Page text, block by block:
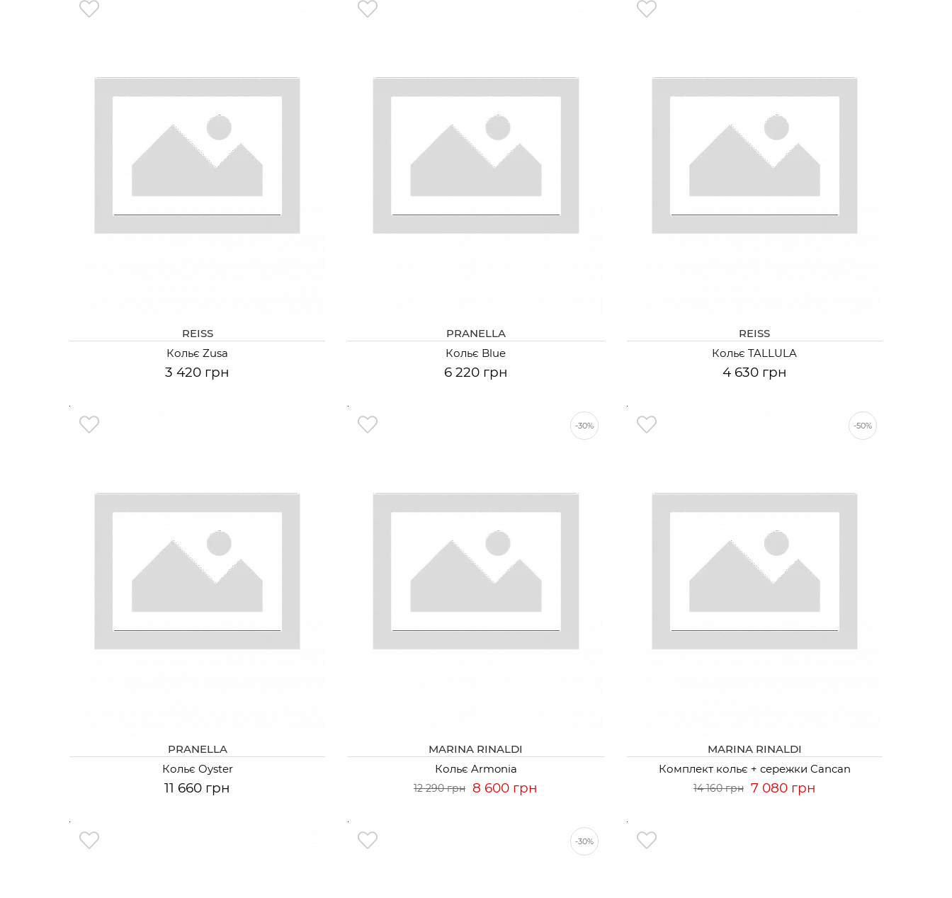
REISS
Кольє Zusa
3 420 грн
PRANELLA
Кольє Blue
6 220 грн
REISS
Кольє TALLULA
4 630 грн
PRANELLA
Кольє Oyster
11 660 грн
-30%
MARINA RINALDI
Кольє Armonia
12 290 грн 8 600 грн
-50%
MARINA RINALDI
Комплект кольє + сережки Cancan
14 160 грн 7 080 грн
-30%